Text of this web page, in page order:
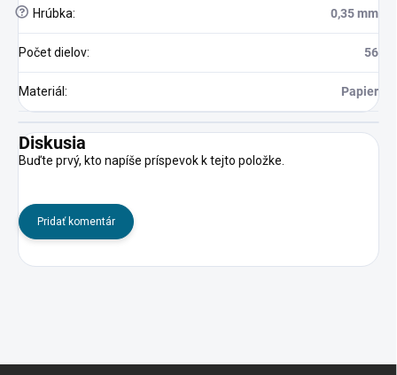
? Hrúbka: 0,35 mm
Počet dielov: 56
Materiál: Papier
Diskusia
Buďte prvý, kto napíše príspevok k tejto položke.
Pridať komentár